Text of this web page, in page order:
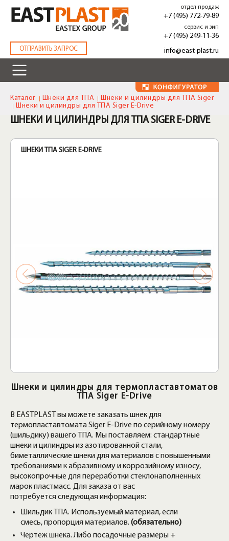
основному
содержанию
ОТПРАВИТЬ ЗАПРОС
отдел продаж
+7 (495) 772-79-89
сервис и зип
+7 (495) 249-11-36
info@east-plast.ru
Каталог Шнеки для ТПА
Шнеки и цилиндры для ТПА Siger
Шнеки и цилиндры для ТПА Siger E-Drive
ШНЕКИ И ЦИЛИНДРЫ ДЛЯ ТПА SIGER E-DRIVE
ШНЕКИ ТПА SIGER E-DRIVE
Шнеки и цилиндры для термопластавтоматов
ТПА Siger E-Drive
В EASTPLAST вы можете заказать шнек для
термопластавтомата Siger E-Drive по серийному номеру
(шильдику) вашего ТПА. Мы поставляем: стандартные
шнеки и цилиндры из азотированной стали,
биметаллические шнеки для материалов с повышенными
требованиями к абразивному и коррозийному износу,
высокопрочные для переработки стеклонаполненных
марок пластмасс. Для заказа от вас
потребуется следующая информация:
Шильдик ТПА. Используемый материал, если
смесь, пропорция материалов. (обязательно)
Чертеж шнека. Либо посадочные размеры +